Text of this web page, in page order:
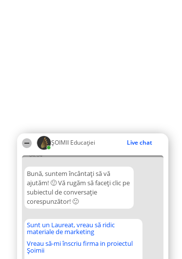
ȘOIMII Educației Live chat
04:04
Bună, suntem încântați să vă
ajutăm! 🙂 Vă rugăm să faceți clic pe
subiectul de conversație
corespunzător! 🙂
Sunt un Laureat, vreau să ridic
materiale de marketing
Vreau să-mi înscriu firma in proiectul
Șoimii